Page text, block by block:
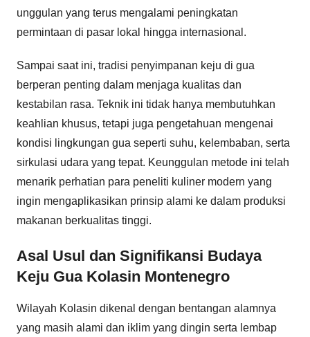
unggulan yang terus mengalami peningkatan
permintaan di pasar lokal hingga internasional.
Sampai saat ini, tradisi penyimpanan keju di gua
berperan penting dalam menjaga kualitas dan
kestabilan rasa. Teknik ini tidak hanya membutuhkan
keahlian khusus, tetapi juga pengetahuan mengenai
kondisi lingkungan gua seperti suhu, kelembaban, serta
sirkulasi udara yang tepat. Keunggulan metode ini telah
menarik perhatian para peneliti kuliner modern yang
ingin mengaplikasikan prinsip alami ke dalam produksi
makanan berkualitas tinggi.
Asal Usul dan Signifikansi Budaya
Keju Gua Kolasin Montenegro
Wilayah Kolasin dikenal dengan bentangan alamnya
yang masih alami dan iklim yang dingin serta lembap